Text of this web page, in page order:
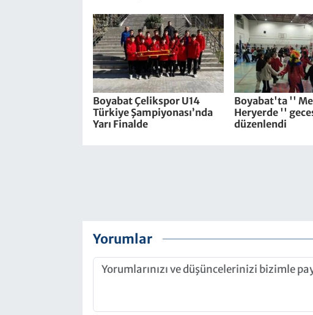
Boyabat Çelikspor U14
Türkiye Şampiyonası’nda
Yarı Finalde
Boyabat'ta ''
Heryerde ''
düzenlendi
Yorumlar